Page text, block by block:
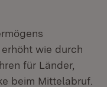
wie durch
für Länder,
beim Mittelabruf.